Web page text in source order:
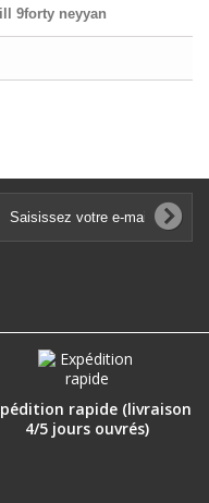
9forty neyyan
rapide (livraison
4/5 jours ouvrés)